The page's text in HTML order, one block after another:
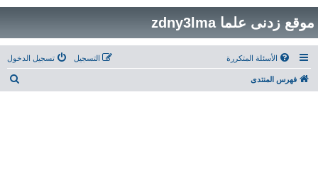
موقع زدنى علما zdny3lma
الأسئلة المتكررة تسجيل الدخول التسجيل
فهرس المنتدى
ب